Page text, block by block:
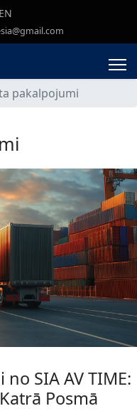
EN
pakalpojumi
SIA AV TIME:
Posmā